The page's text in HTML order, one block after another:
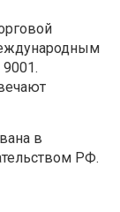
в
РФ.